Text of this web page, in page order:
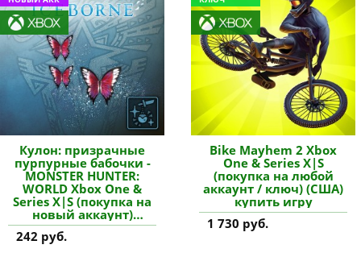
Кулон: призрачные
пурпурные бабочки -
MONSTER HUNTER:
WORLD Xbox One &
Series X|S (покупка на
новый аккаунт)
купить дополнение
242 руб.
Bike Mayhem 2 Xbox
One & Series X|S
(покупка на любой
аккаунт / ключ) (США)
купить игру
1 730 руб.